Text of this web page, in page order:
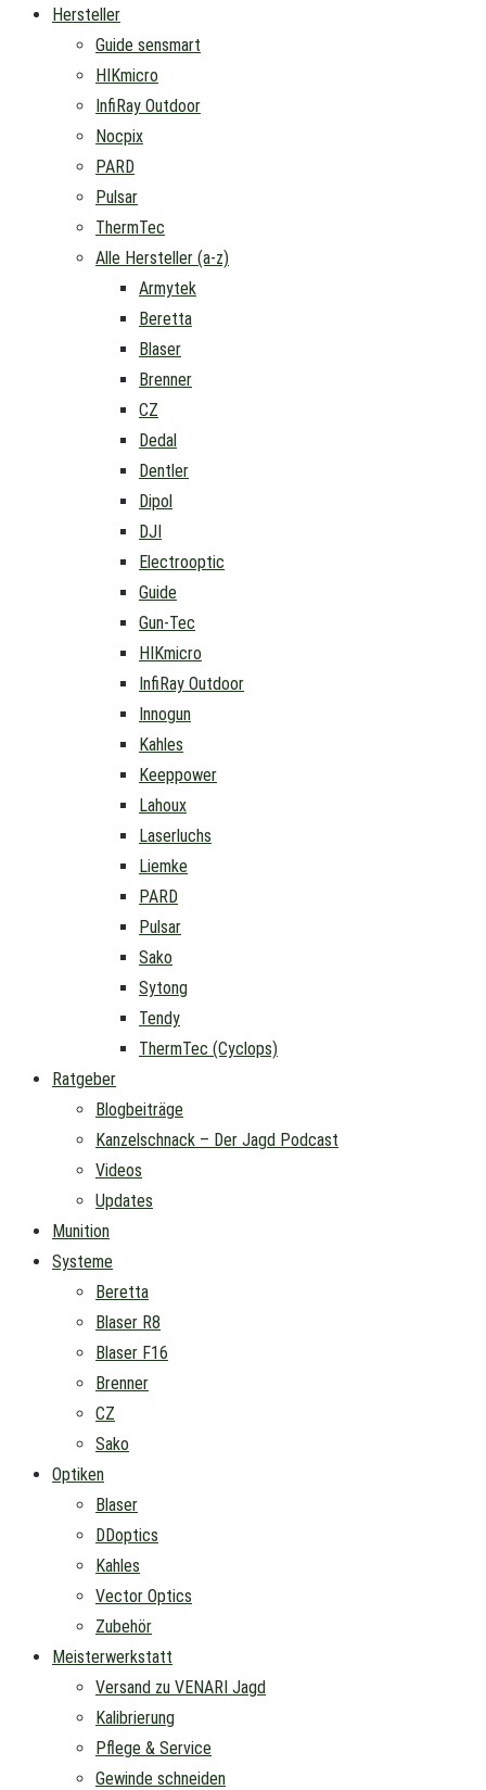
Hersteller
Guide sensmart
HIKmicro
InfiRay Outdoor
Nocpix
PARD
Pulsar
ThermTec
Alle Hersteller (a-z)
Armytek
Beretta
Blaser
Brenner
CZ
Dedal
Dentler
Dipol
DJI
Electrooptic
Guide
Gun-Tec
HIKmicro
InfiRay Outdoor
Innogun
Kahles
Keeppower
Lahoux
Laserluchs
Liemke
PARD
Pulsar
Sako
Sytong
Tendy
ThermTec (Cyclops)
Ratgeber
Blogbeiträge
Kanzelschnack – Der Jagd Podcast
Videos
Updates
Munition
Systeme
Beretta
Blaser R8
Blaser F16
Brenner
CZ
Sako
Optiken
Blaser
DDoptics
Kahles
Vector Optics
Zubehör
Meisterwerkstatt
Versand zu VENARI Jagd
Kalibrierung
Pflege & Service
Gewinde schneiden